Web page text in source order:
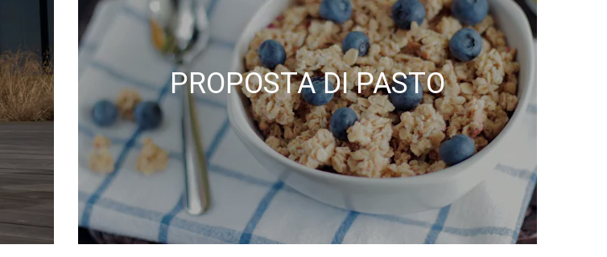
PROPOSTA DI PASTO